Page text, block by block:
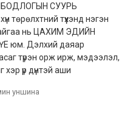
БОДЛОГЫН СУУРЬ
төрөлхтний түүхэнд нэгэн
нь ЦАХИМ ЭДИЙН
юм. Дэлхий даяар
түрэн орж ирж, мэдээлэл,
үр дүнтэй аши
уншина